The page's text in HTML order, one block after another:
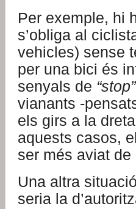
Per exemple, hi
s’obliga al
vehicles) sense
per una bici és
senyals de “stop”
vianants -
els girs a la
aquests casos,
ser més aviat de
Una altra
seria la